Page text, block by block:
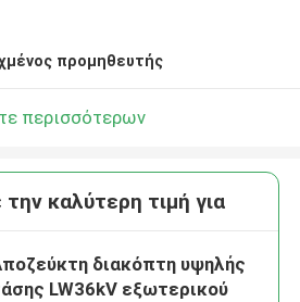
προμηθευτής
περισσότερων
καλύτερη τιμή για
διακόπτη υψηλής
LW36kV εξωτερικού